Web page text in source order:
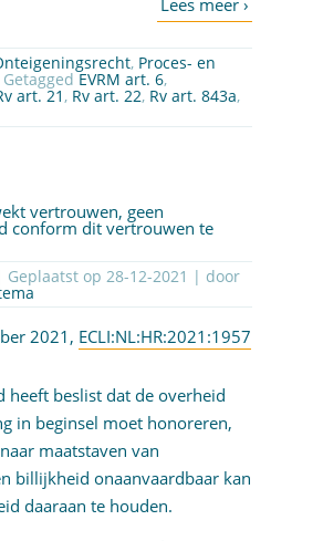
, Proces- en
EVRM art. 6,
art. 21 , Rv art. 22, Rv art. 843a,
vertrouwen, geen
conform dit vertrouwen te
2021-121 | Geplaatst op 28-12-2021 | door
2021, ECLI:NL:HR:2021:1957
heeft beslist dat de overheid
in beginsel moet honoreren,
maatstaven van
billijkheid onaanvaardbaar kan
daaraan te houden.